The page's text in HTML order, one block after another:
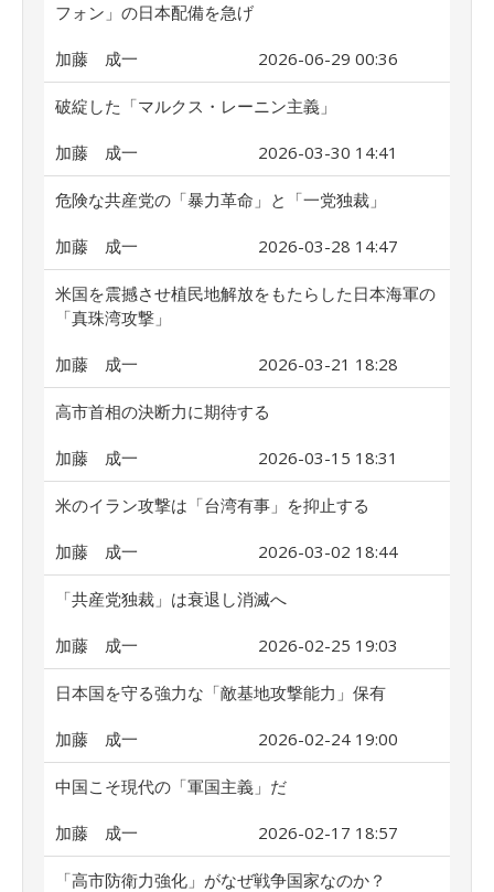
フォン」の日本配備を急げ
加藤 成一 2026-06-29 00:36
破綻した「マルクス・レーニン主義」
加藤 成一 2026-03-30 14:41
危険な共産党の「暴力革命」と「一党独裁」
加藤 成一 2026-03-28 14:47
米国を震撼させ植民地解放をもたらした日本海軍の
「真珠湾攻撃」
加藤 成一 2026-03-21 18:28
高市首相の決断力に期待する
加藤 成一 2026-03-15 18:31
米のイラン攻撃は「台湾有事」を抑止する
加藤 成一 2026-03-02 18:44
「共産党独裁」は衰退し消滅へ
加藤 成一 2026-02-25 19:03
日本国を守る強力な「敵基地攻撃能力」保有
加藤 成一 2026-02-24 19:00
中国こそ現代の「軍国主義」だ
加藤 成一 2026-02-17 18:57
「高市防衛力強化」がなぜ戦争国家なのか？